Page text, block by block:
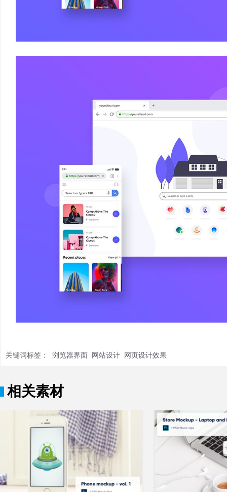
关键词标签： 浏览器界面 网站设计 网页设计效果
相关素材